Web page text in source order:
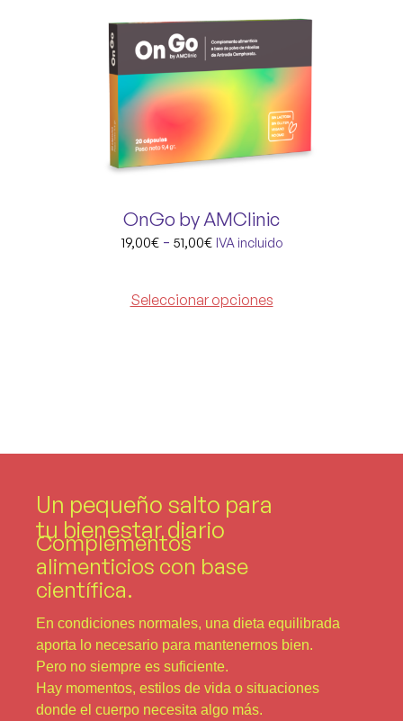
OnGo by AMClinic
19,00€ - 51,00€ IVA incluido
Seleccionar opciones
Un pequeño salto para
tu bienestar diario
Complementos
alimenticios con base
científica.
En condiciones normales, una dieta equilibrada
aporta lo necesario para mantenernos bien.
Pero no siempre es suficiente.
Hay momentos, estilos de vida o situaciones
donde el cuerpo necesita algo más.